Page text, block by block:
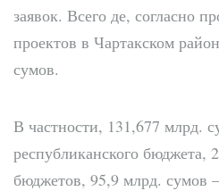
заявок. Всего де, согласно
проектов в Чартакском
сумов.
В частности, 131,677 млрд.
республиканского бюджета,
бюджетов, 95,9 млрд. сумов